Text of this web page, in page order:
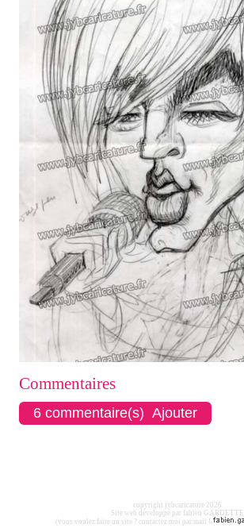
Commentaires
6 commentaire(s) Ajouter
copyright jybcaricature 2026
Site web développé par fabien GARDETTE
(vous voulez faire un site ? contactez moi par mail !